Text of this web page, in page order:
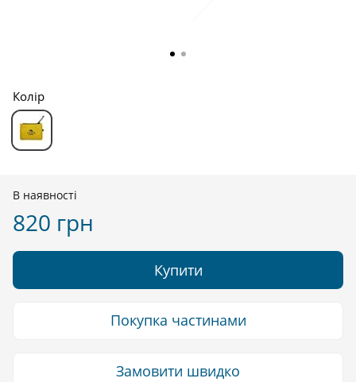
Колір
В наявності
820 грн
Купити
Покупка частинами
Замовити швидко